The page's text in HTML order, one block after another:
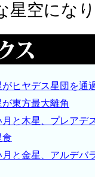
星空にな
がヒヤデス星団を通
が東方最大離角
月と木星、プレアデ
食
月と金星、アルデバ